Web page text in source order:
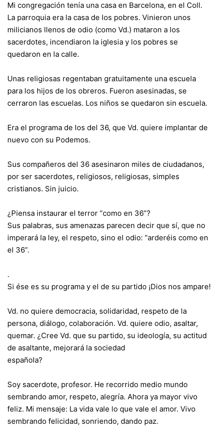
Mi congregación tenía una casa en Barcelona, en el Coll.
La parroquia era la casa de los pobres. Vinieron unos
milicianos llenos de odio (como Vd.) mataron a los
sacerdotes, incendiaron la iglesia y los pobres se
quedaron en la calle.
Unas religiosas regentaban gratuitamente una escuela
para los hijos de los obreros. Fueron asesinadas, se
cerraron las escuelas. Los niños se quedaron sin escuela.
Era el programa de los del 36, que Vd. quiere implantar de
nuevo con su Podemos.
Sus compañeros del 36 asesinaron miles de ciudadanos,
por ser sacerdotes, religiosos, religiosas, simples
cristianos. Sin juicio.
¿Piensa instaurar el terror “como en 36”?
Sus palabras, sus amenazas parecen decir que sí, que no
imperará la ley, el respeto, sino el odio: “arderéis como en
el 36”.
.
Si ése es su programa y el de su partido ¡Dios nos ampare!
Vd. no quiere democracia, solidaridad, respeto de la
persona, diálogo, colaboración. Vd. quiere odio, asaltar,
quemar. ¿Cree Vd. que su partido, su ideología, su actitud
de asaltante, mejorará la sociedad
española?
Soy sacerdote, profesor. He recorrido medio mundo
sembrando amor, respeto, alegría. Ahora ya mayor vivo
feliz. Mi mensaje: La vida vale lo que vale el amor. Vivo
sembrando felicidad, sonriendo, dando paz.